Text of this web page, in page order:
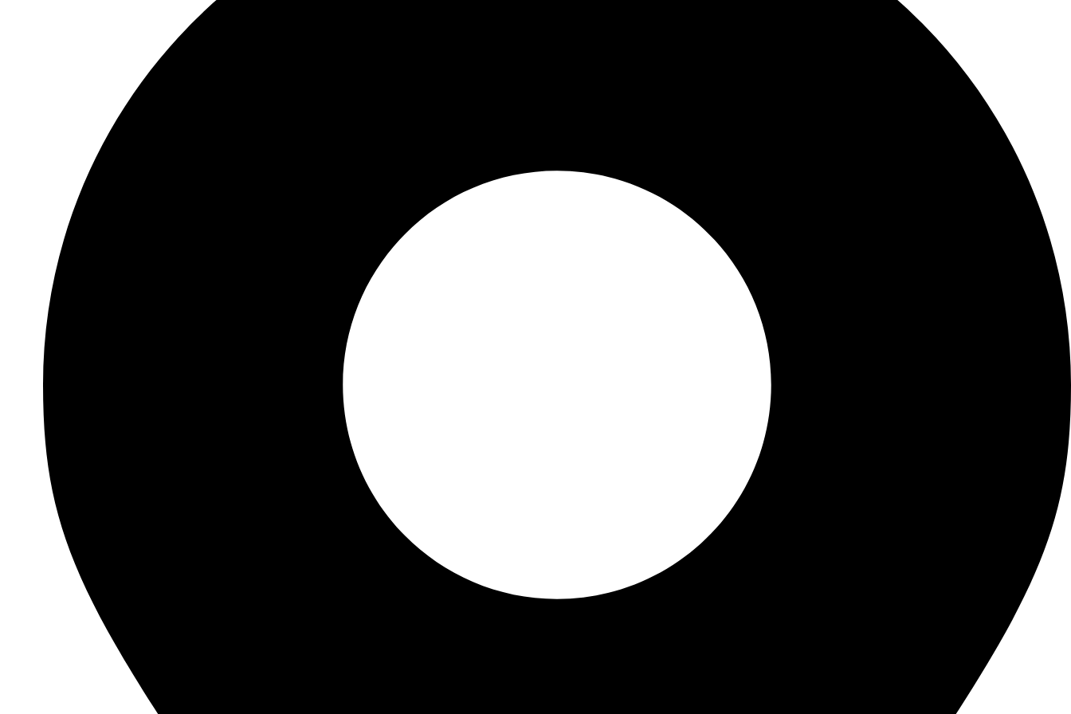
Mange bruger dem til at skabe temaspreads om destinationer, ferier eller rejseminder.
SKAB KREATIVE REJSE SPREADS
Rejse klistermærker kan gøre det nemmere at samle minder fra en tur på en kreativ måde. Et lille klistermærke med en kuffert, et fly eller et kort kan være med til at
understøtte historien på en side.
Du kan for eksempel bruge klistermærkerne til:
rejse spreads i journals
at markere destinationer
collagesider med ferieminder
kreative layouts i dagbøger
De fungerer godt sammen med fotos, billetter, washi tape
KLISTERMÆRKER PRODUCERET I DANMARK
Plan & Plot Studio er en lille dansk virksomhed med egen lokal produktion af klistermærker. Hos Plan & Plot Studio producerer vi alle vores klistermærker på vores eget
værksted i Danmark.
Produktionen foregår i små batches for at undgå overproduktion og for løbende at kunne udvikle nye designs.
Sortimentet består både af vores egne originale designs og designs, som vi har licens til fra talentfulde kunstnere og designere.
BESØG BUTIKKEN I ROSKILDE
En del af sortimentet kan også opleves i vores butik på Hersegade i Roskilde. I vores papirhandel kan du gå på opdagelse i klistermærker, journals, planners, washi tape
og andre kreative materialer som
, scrapbøger og journaling tilbehør.
Her er det muligt at se klistermærkerne på tæt hold og finde inspiration til journaling og kreative projekter.
REJSEMOTIVER I JOURNALS OG SCRAPBØGER
Klistermærker med rejse bruges ofte af personer, der elsker at dokumentere deres oplevelser i journals eller scrapbøger. Motiverne kan hjælpe med at skabe en visuel